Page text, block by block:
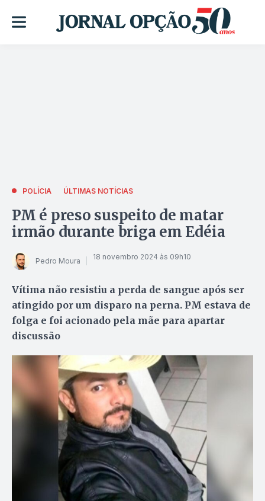
POLÍCIA ÚLTIMAS NOTÍCIAS
PM é preso suspeito de matar
irmão durante briga em Edéia
Pedro Moura 18 novembro 2024 às 09h10
Vítima não resistiu a perda de sangue após ser
atingido por um disparo na perna. PM estava de
folga e foi acionado pela mãe para apartar
discussão